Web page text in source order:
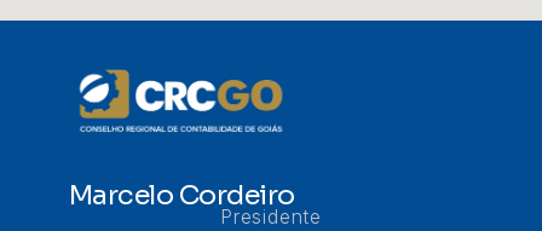
Marcelo Cordeiro
Presidente